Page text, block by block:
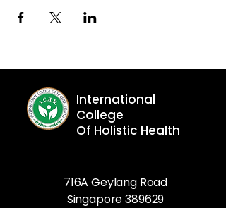
International
College
Of Holistic Health
716A Geylang Road
Singapore 389629